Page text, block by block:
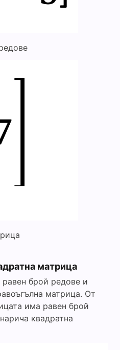
матрица
брой редове и
матрица. От
има равен брой
квадратна